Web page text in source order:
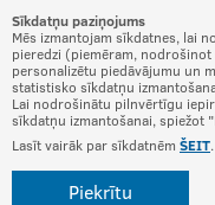
Sīkdatņu paziņojums
Mēs izmantojam sīkdatnes, lai
pieredzi (piemēram,
personalizētu piedāvājumu un
statistisko sīkdatņu
Lai nodrošinātu pilnvērtīgu
sīkdatņu izmantošanai, spiežot
Lasīt vairāk par sīkdatnēm ŠEIT.
Piekrītu